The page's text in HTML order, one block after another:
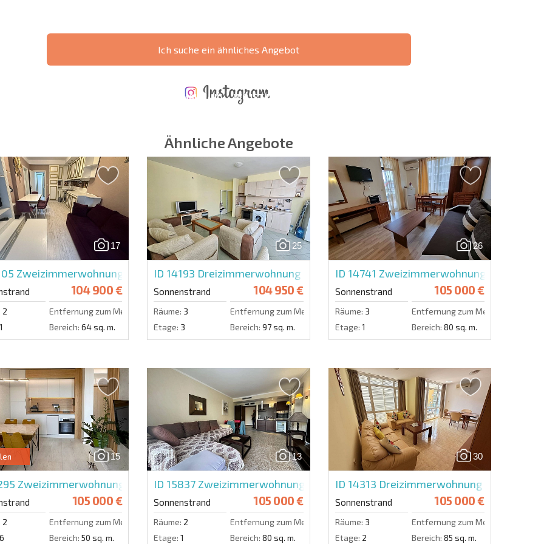
Ich suche ein ähnliches Angebot
Felder
Newsletter abonnieren | Durch Anklicken des Buttons stimmen Sie der
Nutzung Ihrer Daten zu.
Eine Nachricht schicken
INSTANDHALTUNG
WO IST DIE 6%-
Ähnliche Angebote
17
Zweizimmerwohnung in Harmony Suites Monte Carlo
104 900 €
2 Entfernung zum Meer:
400 m.
1 Bereich: 64 sq. m.
25
ID 14193 Dreizimmerwohnung in Pirop City
Sonnenstrand 104 950 €
Räume: 3 Entfernung zum Meer:
650 m.
Etage: 3 Bereich: 97 sq. m.
26
ID 14741 Zweizimmerwohnung in Avalon
Sonnenstrand 105 000 €
Räume: 3 Entfernung zum Meer:
Etage: 1 Bereich: 80 sq. m.
15
Zweizimmerwohnung in Domenico
105 000 €
2 Entfernung zum Meer:
800 m.
6 Bereich: 50 sq. m.
13
ID 15837 Zweizimmerwohnung in Barcelo Royal Beach
Sonnenstrand 105 000 €
Räume: 2 Entfernung zum Meer:
100 m.
Etage: 1 Bereich: 80 sq. m.
30
ID 14313 Dreizimmerwohnung in Elite 1
Sonnenstrand 105 000 €
Räume: 3 Entfernung zum Meer:
Etage: 2 Bereich: 85 sq. m.